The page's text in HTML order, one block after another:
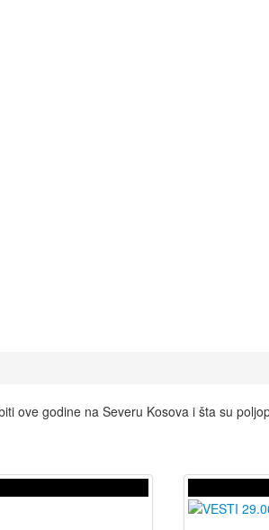
ove godine na Severu Kosova i šta su